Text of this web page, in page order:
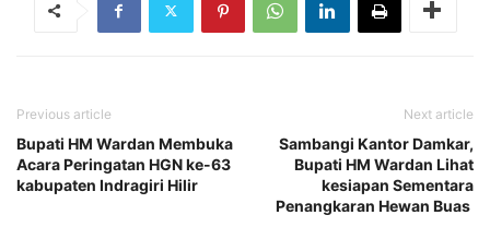
Previous article
Bupati HM Wardan Membuka
Acara Peringatan HGN ke-63
kabupaten Indragiri Hilir
Next article
Sambangi Kantor Damkar,
Bupati HM Wardan Lihat
kesiapan Sementara
Penangkaran Hewan Buas